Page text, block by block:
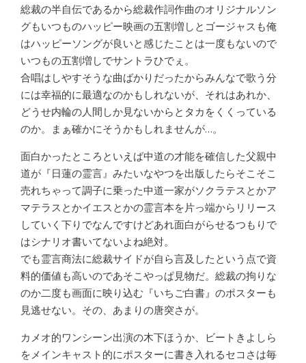
総裁の半自伝であるから総裁作詞作曲のオリジナルソン
グもいつものハッピー映画の五割増しとゴージャスも俺
はハッピーソングが良いと感じたことは一度もないので
いつもの五割増しでサントラひでぇ。
合唱はしやすそうな曲ばかりだったからみんなで歌う分
には幸福的に最適なのかもしれないが、それはあれか、
どうせ内輪の人間しか見ないからとタカをくくっている
のか。まぁ確かにそうかもしれませんが…。
面白かったところといえば中道の才能を確信した父親中
道が『日蓮の霊言』みたいなやつを出版したらそこそこ
売れちゃって調子に乗った中道一家がソクラテスとかア
マテラスとかイエスとかの霊言本を片っ端からリリース
していく下りでなんですけどあれ面白がらせるつもりで
はシナリオ書いてないよね絶対。
でも霊言商法に総裁サイドが自ら言及したという点で資
料的価値も高いのであそこやっぱ見物だ。総裁の拘りな
のか二度も画面に映り込む『いちご白書』のポスターも
見逃せない。その、あまりの唐突さが。
カメオ的ワンシーン出演の木下ほうか、ビートきよしら
をメインキャスト的にポスターに書き入れるセコさは毎